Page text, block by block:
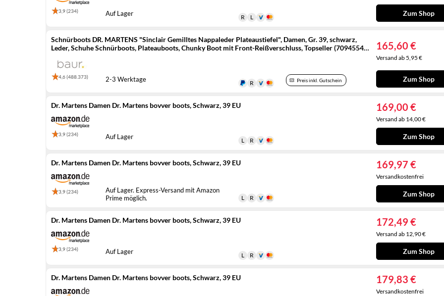
3,9 (234) Auf Lager Zum Shop
Schnürboots DR. MARTENS "Sinclair Gemilltes Nappaleder Plateaustiefel", Damen, Gr. 39, schwarz,
Leder, Schuhe Schnürboots, Plateauboots, Chunky Boot mit Front-Reißverschluss, Topseller (70945540-
4,6 (488.373)
Preis inkl. Gutschein
2-3 Werktage
165,60 €
Versand ab 5,95 €
Zum Shop
Dr. Martens Damen Dr. Martens bovver boots, Schwarz, 39 EU
3,9 (234) Auf Lager
169,00 €
Versand ab 14,00 €
Zum Shop
Dr. Martens Damen Dr. Martens bovver boots, Schwarz, 39 EU
3,9 (234)
Auf Lager. Express-Versand mit Amazon
Prime möglich.
169,97 €
Versandkostenfrei
Zum Shop
Dr. Martens Damen Dr. Martens bovver boots, Schwarz, 39 EU
3,9 (234) Auf Lager
172,49 €
Versand ab 12,90 €
Zum Shop
Dr. Martens Damen Dr. Martens bovver boots, Schwarz, 39 EU 179,83 €
Versandkostenfrei